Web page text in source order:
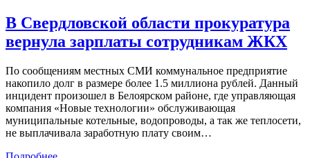
В Свердловской области прокуратура
вернула зарплаты сотрудникам ЖКХ
По сообщениям местных СМИ коммунальное предприятие
накопило долг в размере более 1.5 миллиона рублей. Данный
инцидент произошел в Белоярском районе, где управляющая
компания «Новые технологии» обслуживающая
муниципальные котельные, водопроводы, а так же теплосети,
не выплачивала заработную плату своим…